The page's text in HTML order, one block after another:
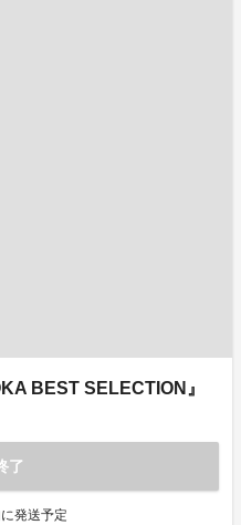
BEST SELECTION』
了
発送予定